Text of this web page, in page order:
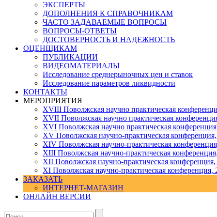
ЭКСПЕРТЫ
ДОПОЛНЕНИЯ К СПРАВОЧНИКАМ
ЧАСТО ЗАДАВАЕМЫЕ ВОПРОСЫ
ВОПРОСЫ-ОТВЕТЫ
ДОСТОВЕРНОСТЬ И НАДЕЖНОСТЬ
ОЦЕНЩИКАМ
ПУБЛИКАЦИИ
ВИДЕОМАТЕРИАЛЫ
Исследование среднерыночных цен и ставок
Исследование параметров ликвидности
КОНТАКТЫ
МЕРОПРИЯТИЯ
XVIII Поволжская научно практическая
XVII Поволжская научно практическая
XVI Поволжская научно практическая
ХV Поволжская научно-практическая
ХIV Поволжская научно-практическая
ХIII Поволжская научно-практическая
ХII Поволжская научно-практическая конференция,
XI Поволжская научно-практическая конференция,
ЗАКАЗАТЬ
ИНТЕРНЕТ-МАГАЗИН
ОНЛАЙН ВЕРСИИ